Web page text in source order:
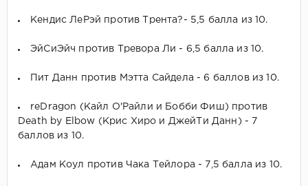
Кендис ЛеРэй против Трента?- 5,5 балла из 10.
ЭйСиЭйч против Тревора Ли - 6,5 балла из 10.
Пит Данн против Мэтта Сайдела - 6 баллов из 10.
reDragon (Кайл О'Райли и Бобби Фиш) против
Death by Elbow (Крис Хиро и ДжейТи Данн) - 7
баллов из 10.
Адам Коул против Чака Тейлора - 7,5 балла из 10.